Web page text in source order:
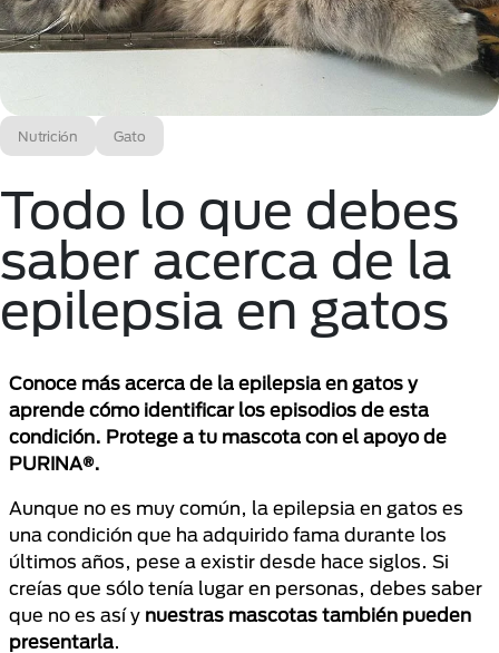
Nutrición Gato
Todo lo que debes
saber acerca de la
epilepsia en gatos
Conoce más acerca de la epilepsia en gatos y
aprende cómo identificar los episodios de esta
condición. Protege a tu mascota con el apoyo de
PURINA®.
Aunque no es muy común, la epilepsia en gatos es
una condición que ha adquirido fama durante los
últimos años, pese a existir desde hace siglos. Si
creías que sólo tenía lugar en personas, debes saber
que no es así y nuestras mascotas también pueden
presentarla.